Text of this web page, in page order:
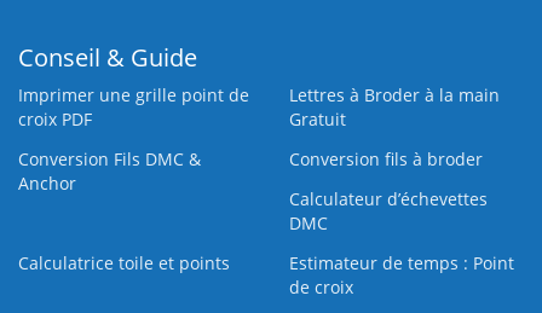
Conseil & Guide
Imprimer une grille point de
croix PDF
Lettres à Broder à la main
Gratuit
Conversion Fils DMC &
Anchor
Conversion fils à broder
Calculateur d’échevettes
DMC
Calculatrice toile et points
Estimateur de temps : Point
de croix